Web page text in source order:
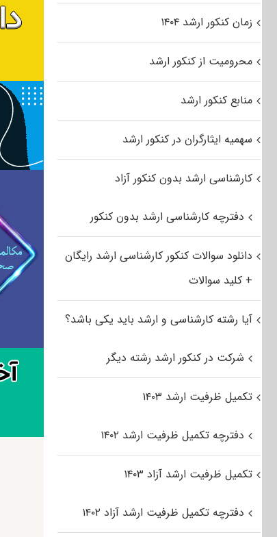
زمان کنکور ارشد ۱۴۰۴
محرومیت از کنکور ارشد
منابع کنکور ارشد
سهمیه ایثارگران در کنکور ارشد
کارشناسی ارشد بدون کنکور آزاد
دفترچه کارشناسی ارشد بدون کنکور
دانلود سوالات کنکور کارشناسی ارشد رایگان
+ کلید سوالات
آیا رشته کارشناسی و ارشد باید یکی باشد؟
شرکت در کنکور ارشد رشته دیگر
تکمیل ظرفیت ارشد ۱۴۰۳
دفترچه تکمیل ظرفیت ارشد ۱۴۰۲
تکمیل ظرفیت ارشد آزاد ۱۴۰۳
دفترچه تکمیل ظرفیت ارشد آزاد ۱۴۰۲